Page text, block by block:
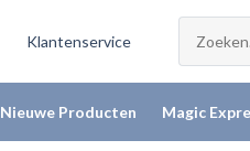
Klantenservice
Nieuwe Producten Magic